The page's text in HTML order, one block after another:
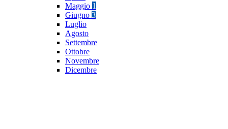
Maggio 1
Giugno 3
Luglio
Agosto
Settembre
Ottobre
Novembre
Dicembre